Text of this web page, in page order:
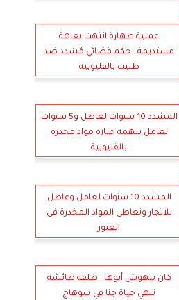
عملية طهارة انتهت بعاهة
مستديمة.. حكم قضائي مُشدد ضد
طبيب بالقليوبية
المشدد 10 سنوات لعاطل و5 سنوات
لعامل بتهمة حيازة مواد مخدرة
بالقليوبية
المشدد 10 سنوات لعامل وعاطل
للاتجار وتعاطى المواد المخدرة فى
العبور
كان بيهوش أبوها.. طلقة طائشة
تنهي حياة جنا في سوهاج